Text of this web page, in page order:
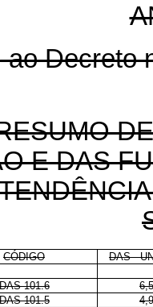
Decreto
E DAS
CÓDIGO
DAS -
101.6
101.5